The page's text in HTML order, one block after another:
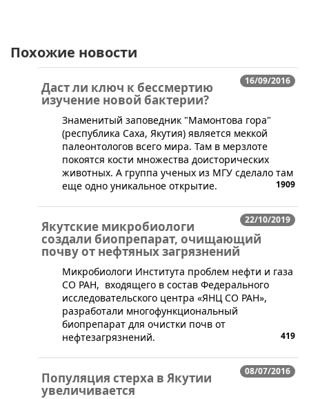
Похожие новости
16/09/2016
Даст ли ключ к бессмертию
изучение новой бактерии?
Знаменитый заповедник "Мамонтова гора"
(республика Саха, Якутия) является меккой
палеонтологов всего мира. Там в мерзлоте
покоятся кости множества доисторических
животных. А группа ученых из МГУ сделало там
еще одно уникальное открытие.
1909
22/10/2019
Якутские микробиологи
создали биопрепарат, очищающий
почву от нефтяных загрязнений
​Микробиологи Института проблем нефти и газа
СО РАН, входящего в состав Федерального
исследовательского центра «ЯНЦ СО РАН»,
разработали многофункциональный
биопрепарат для очистки почв от
нефтезагрязнений.
419
08/07/2016
Популяция стерха в Якутии
увеличивается